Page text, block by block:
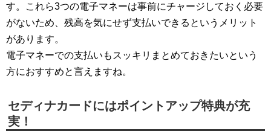
す。これら3つの電子マネーは事前にチャージしておく必要
がないため、残高を気にせず支払いできるというメリット
があります。
電子マネーでの支払いもスッキリまとめておきたいという
方におすすめと言えますね。
セディナカードにはポイントアップ特典が充
実！